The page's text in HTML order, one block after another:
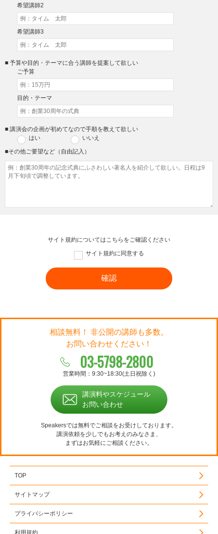
希望講師2
希望講師3
■ 予算や目的・テーマに合う講師を提案して欲しい
ご予算
目的・テーマ
■ 講演会の企画が初めてなので手順を教えて欲しい
はい
いいえ
■その他ご要望など（自由記入）
サイト規約についてはこちら をご確認ください
サイト規約に同意する
相談無料！ 非公開の講師も多数。
お問い合わせください！
03-5798-2800
営業時間：9:30~18:30(土日祝除く)
講演料やスケジュール
お問い合わせ
Speakersでは無料でご相談をお受けしております。
講演依頼を少しでもお考えのみなさま、
まずはお気軽にご相談ください。
TOP
サイトマップ
プライバシーポリシー